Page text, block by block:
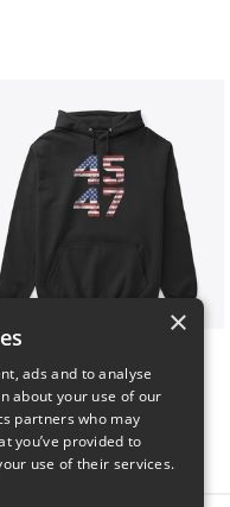
$40
×
ads and to analyse
about your use of our
partners who may
you’ve provided to
use of their services.